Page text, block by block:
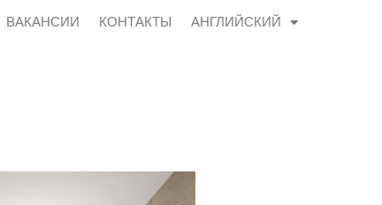
ВАКАНСИИ КОНТАКТЫ АНГЛИЙСКИЙ